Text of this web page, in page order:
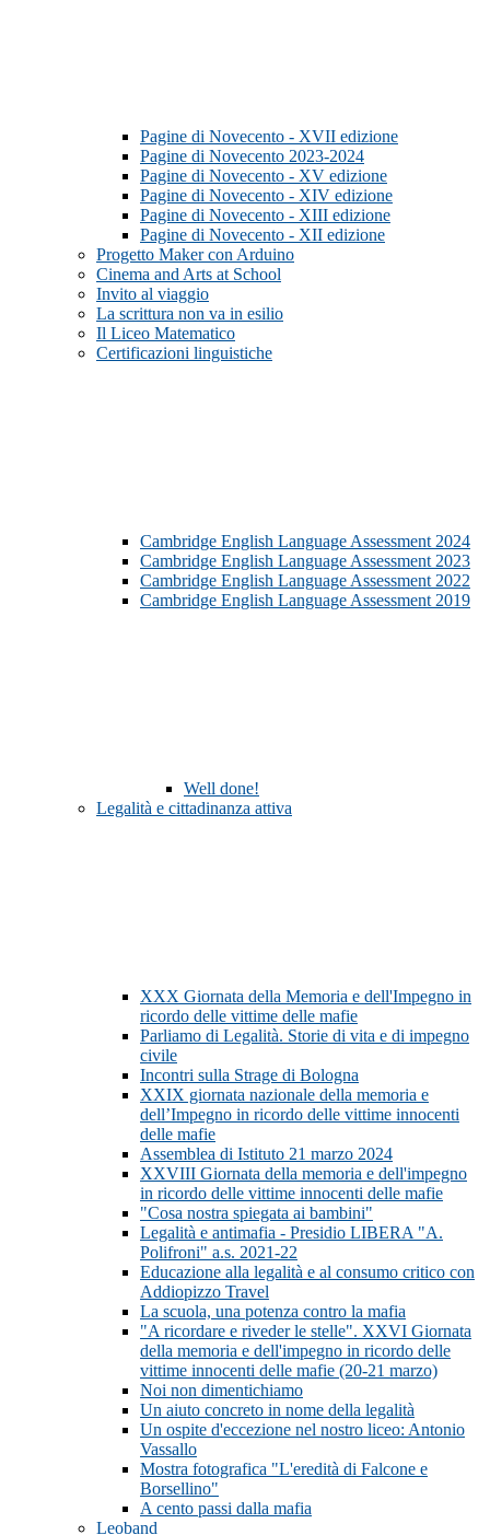
Pagine di Novecento - XVII edizione
Pagine di Novecento 2023-2024
Pagine di Novecento - XV edizione
Pagine di Novecento - XIV edizione
Pagine di Novecento - XIII edizione
Pagine di Novecento - XII edizione
Progetto Maker con Arduino
Cinema and Arts at School
Invito al viaggio
La scrittura non va in esilio
Il Liceo Matematico
Certificazioni linguistiche
Cambridge English Language Assessment 2024
Cambridge English Language Assessment 2023
Cambridge English Language Assessment 2022
Cambridge English Language Assessment 2019
Well done!
Legalità e cittadinanza attiva
XXX Giornata della Memoria e dell'Impegno in
ricordo delle vittime delle mafie
Parliamo di Legalità. Storie di vita e di impegno
civile
Incontri sulla Strage di Bologna
XXIX giornata nazionale della memoria e
dell’Impegno in ricordo delle vittime innocenti
delle mafie
Assemblea di Istituto 21 marzo 2024
XXVIII Giornata della memoria e dell'impegno
in ricordo delle vittime innocenti delle mafie
"Cosa nostra spiegata ai bambini"
Legalità e antimafia - Presidio LIBERA "A.
Polifroni" a.s. 2021-22
Educazione alla legalità e al consumo critico con
Addiopizzo Travel
La scuola, una potenza contro la mafia
"A ricordare e riveder le stelle". XXVI Giornata
della memoria e dell'impegno in ricordo delle
vittime innocenti delle mafie (20-21 marzo)
Noi non dimentichiamo
Un aiuto concreto in nome della legalità
Un ospite d'eccezione nel nostro liceo: Antonio
Vassallo
Mostra fotografica "L'eredità di Falcone e
Borsellino"
A cento passi dalla mafia
Leoband